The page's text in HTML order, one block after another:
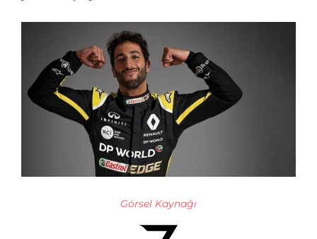
Görsel Kaynağı